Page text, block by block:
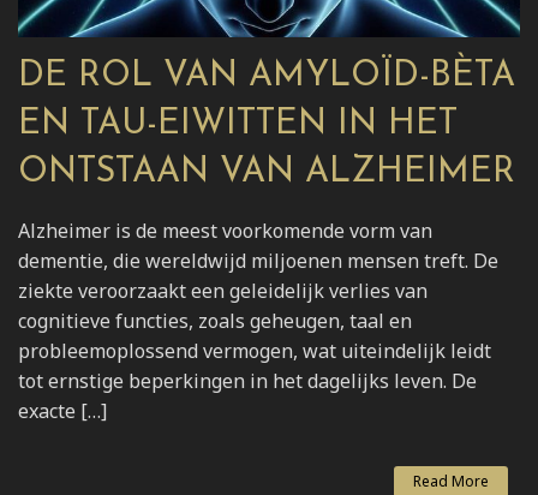
DE ROL VAN AMYLOÏD-BÈTA
EN TAU-EIWITTEN IN HET
ONTSTAAN VAN ALZHEIMER
Alzheimer is de meest voorkomende vorm van
dementie, die wereldwijd miljoenen mensen treft. De
ziekte veroorzaakt een geleidelijk verlies van
cognitieve functies, zoals geheugen, taal en
probleemoplossend vermogen, wat uiteindelijk leidt
tot ernstige beperkingen in het dagelijks leven. De
exacte […]
Read More